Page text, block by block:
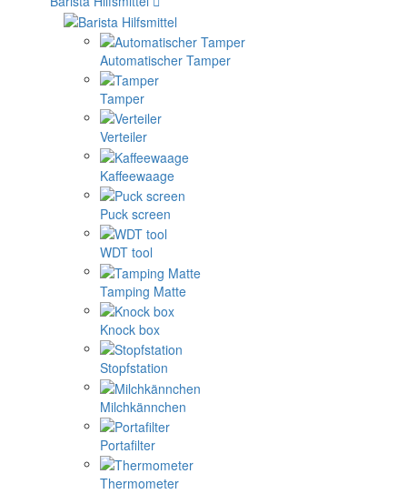
Automatischer Tamper
Tamper
Verteiler
Kaffeewaage
Puck screen
WDT tool
Tamping Matte
Knock box
Stopfstation
Milchkännchen
Portafilter
Thermometer